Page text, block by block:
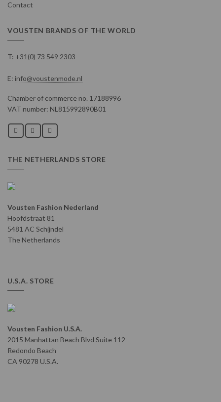
Contact
VOUSTEN BRANDS OF THE WORLD
T: +31(0) 73 549 2303
E: info@voustenmode.nl
Chamber of commerce no. 17188996
VAT number: NL815992890B01
THE NETHERLANDS STORE
Vousten Fashion Nederland
Hoofdstraat 81
5481 AC Schijndel
The Netherlands
U.S.A. STORE
Vousten Fashion U.S.A.
2015 Manhattan Beach Blvd Suite 112
Redondo Beach
CA 90278 U.S.A.